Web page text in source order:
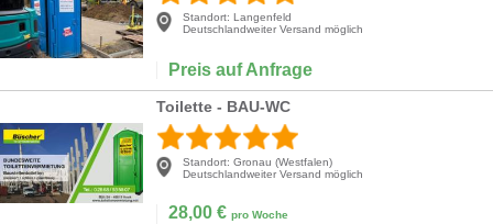
Standort: Langenfeld
Deutschlandweiter Versand möglich
Preis auf Anfrage
Toilette - BAU-WC
Standort: Gronau (Westfalen)
Deutschlandweiter Versand möglich
28,00 € pro Woche